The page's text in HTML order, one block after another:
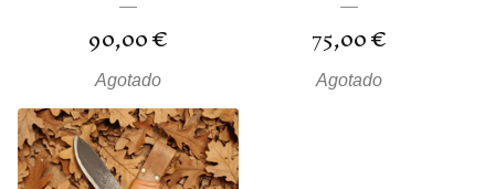
90,00€
Agotado
75,00€
Agotado